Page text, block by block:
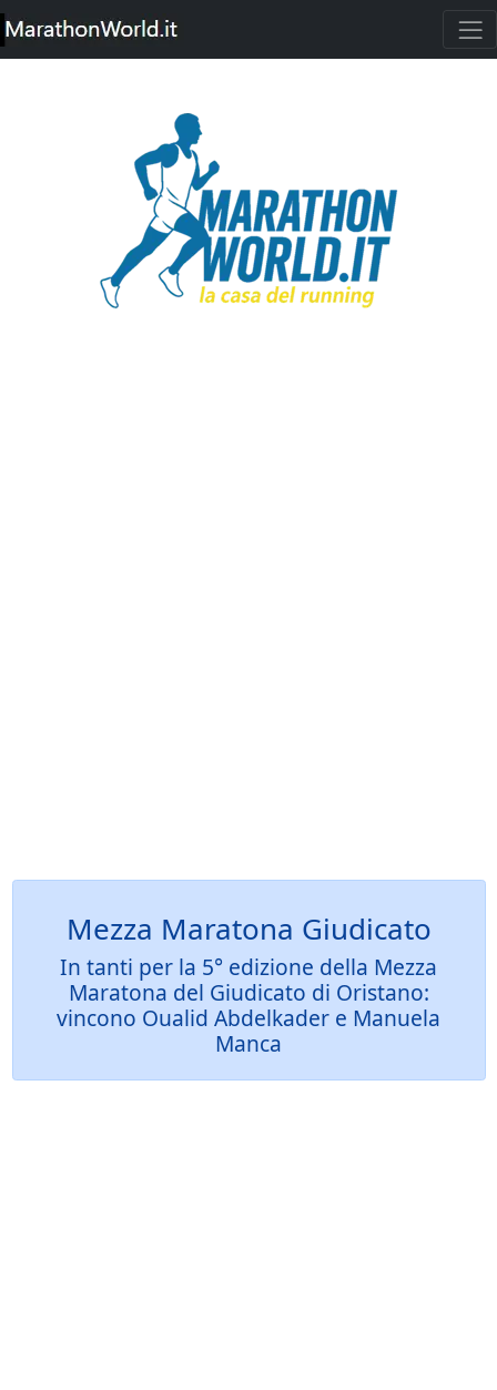
Mezza Maratona Giudicato
In tanti per la 5° edizione della Mezza
Maratona del Giudicato di Oristano:
vincono Oualid Abdelkader e Manuela
Manca